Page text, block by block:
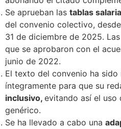
Se aprueban las tablas
del convenio colectivo,
31 de diciembre de 2025.
que se aprobaron con el
junio de 2022.
El texto del convenio ha
íntegramente para que su
inclusivo, evitando así el uso
genérico.
Se ha llevado a cabo una